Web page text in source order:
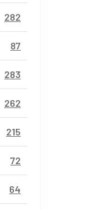
282
87
283
262
215
72
64